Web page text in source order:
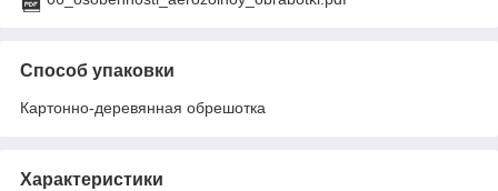
Способ упаковки
Картонно-деревянная обрешотка
Характеристики